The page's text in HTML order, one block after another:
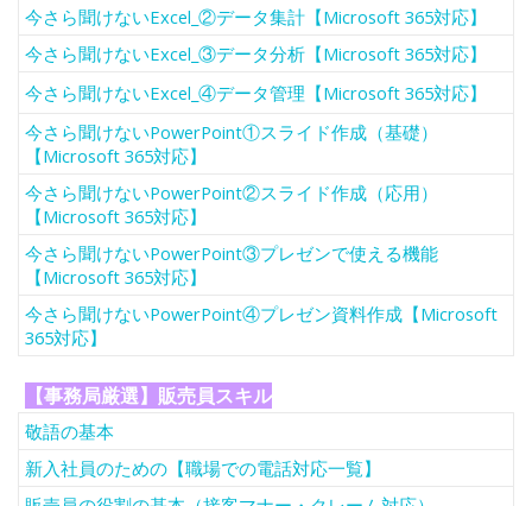
今さら聞けないExcel_②データ集計【Microsoft 365対応】
今さら聞けないExcel_③データ分析【Microsoft 365対応】
今さら聞けないExcel_④データ管理【Microsoft 365対応】
今さら聞けないPowerPoint①スライド作成（基礎）
【Microsoft 365対応】
今さら聞けないPowerPoint②スライド作成（応用）
【Microsoft 365対応】
今さら聞けないPowerPoint③プレゼンで使える機能
【Microsoft 365対応】
今さら聞けないPowerPoint④プレゼン資料作成【Microsoft
365対応】
【事務局厳選】販売員スキル
敬語の基本
新入社員のための【職場での電話対応一覧】